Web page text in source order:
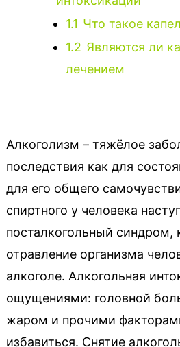
1.1 Что такое
1.2 Являются ли
лечением
Алкоголизм – тяжёлое
последствия как для
для его общего
спиртного у человека
посталкогольный синдром,
отравление организма
алкоголе. Алкогольная
ощущениями: головной
жаром и прочими
избавиться. Снятие